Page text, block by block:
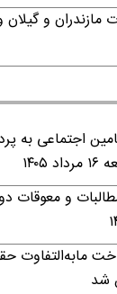
اجتماعی به
و معوقات
مابه‌التفاوت
شد